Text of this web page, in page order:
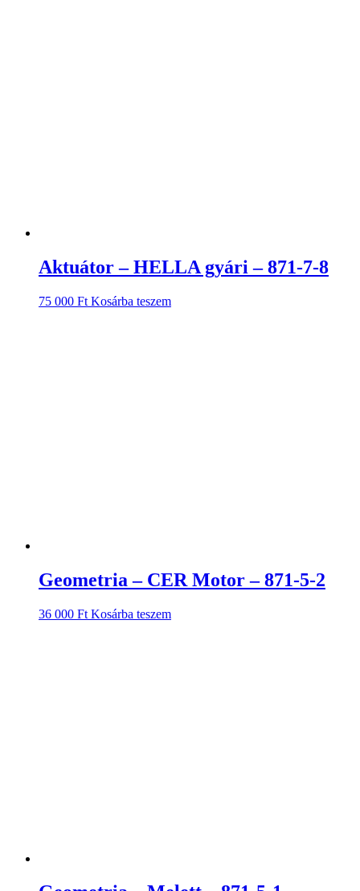
Aktuátor – HELLA gyári – 871-7-8
75 000 Ft Kosárba teszem
Geometria – CER Motor – 871-5-2
36 000 Ft Kosárba teszem